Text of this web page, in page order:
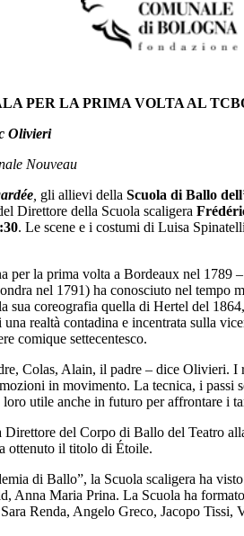
PER LA PRIMA VOLTA AL
Olivieri
Nouveau
gli allievi della Scuola di Ballo
Direttore della Scuola scaligera
. Le scene e i costumi di Luisa
per la prima volta a Bordeaux nel
nel 1791) ha conosciuto nel
coreografia quella di Hertel del
realtà contadina e incentrata sulla
comique settecentesco.
Colas, Alain, il padre – dice Olivieri.
in movimento. La tecnica, i
utile anche in futuro per affrontare i
del Corpo di Ballo del Teatro
ottenuto il titolo di Étoile.
di Ballo”, la Scuola scaligera ha
Anna Maria Prina. La Scuola ha
Renda, Angelo Greco, Jacopo